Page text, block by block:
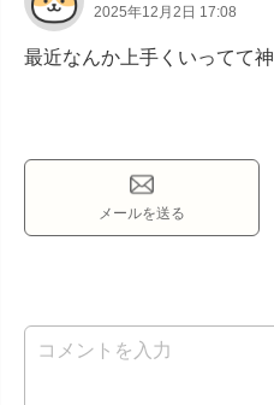
2025年12月2日 17:08
最近なんか上手くいってて神
メールを送る